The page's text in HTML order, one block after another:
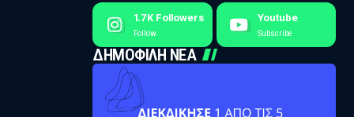
1.7K Followers
Follow
Youtube
Subscribe
ΔΗΜΟΦΙΛΗ ΝΕΑ